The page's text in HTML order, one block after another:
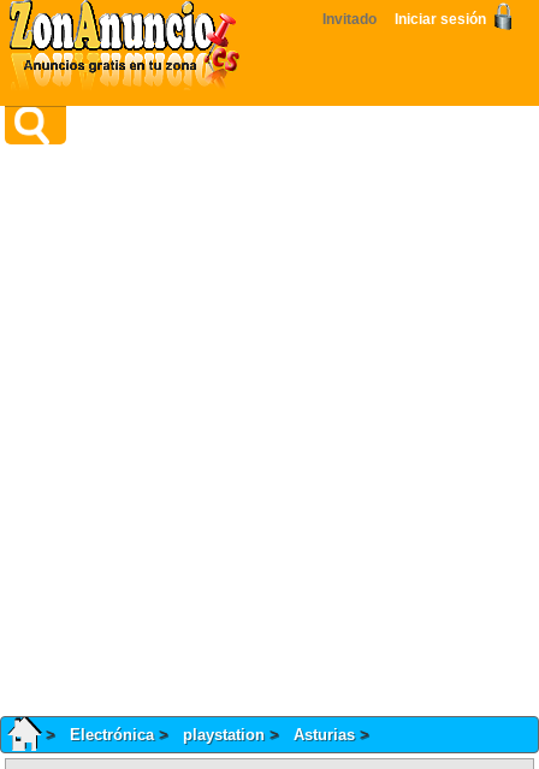
Invitado Iniciar sesión
Electrónica playstation Asturias